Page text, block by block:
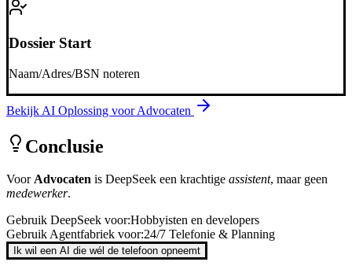
Dossier Start
Naam/Adres/BSN noteren
Bekijk AI Oplossing voorAdvocaten
Conclusie
VoorAdvocaten is DeepSeek een krachtige assistent, maar geen
medewerker.
Gebruik DeepSeek voor:Hobbyisten en developers
Gebruik Agentfabriek voor:24/7 Telefonie & Planning
Ik wil een AI die wél de telefoon opneemt